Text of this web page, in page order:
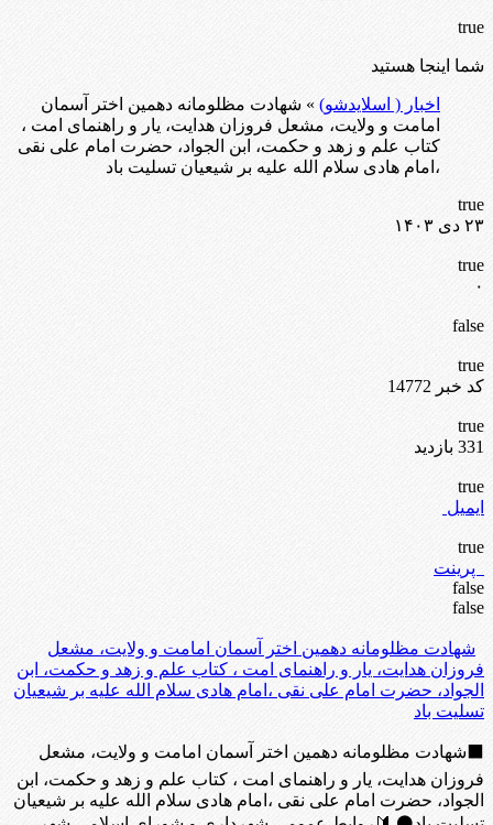
true
شما اینجا هستید
اخبار ( اسلایدشو) » شهادت مظلومانه دهمین اختر آسمان
امامت و ولایت، مشعل فروزان هدایت، یار و راهنمای امت ،
کتاب علم و زهد و حکمت، ابن الجواد، حضرت امام علی نقی
،امام هادی سلام الله علیه بر شیعیان تسلیت باد
true
۲۳ دی ۱۴۰۳
true
۰
false
true
کد خبر 14772
true
331 بازدید
true
ایمیل
true
پرینت
false
false
شهادت مظلومانه دهمین اختر آسمان امامت و ولایت، مشعل
فروزان هدایت، یار و راهنمای امت ، کتاب علم و زهد و حکمت، ابن
الجواد، حضرت امام علی نقی ،امام هادی سلام الله علیه بر شیعیان
تسلیت باد
⬛شهادت مظلومانه دهمین اختر آسمان امامت و ولایت، مشعل
فروزان هدایت، یار و راهنمای امت ، کتاب علم و زهد و حکمت، ابن
الجواد، حضرت امام علی نقی ،امام هادی سلام الله علیه بر شیعیان